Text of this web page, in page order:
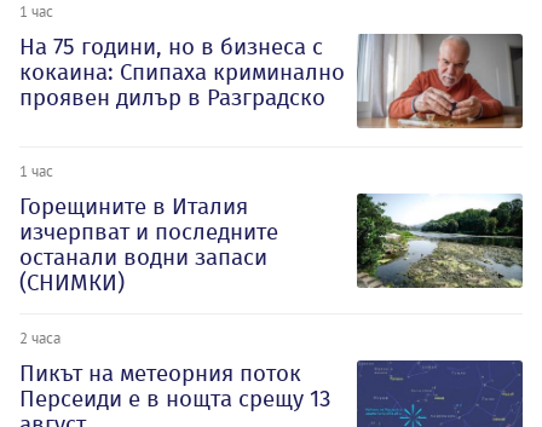
1 час
На 75 години, но в бизнеса с
кокаина: Спипаха криминално
проявен дилър в Разградско
1 час
Горещините в Италия
изчерпват и последните
останали водни запаси
(СНИМКИ)
2 часа
Пикът на метеорния поток
Персеиди е в нощта срещу 13